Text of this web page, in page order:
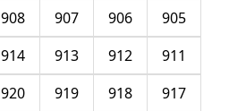
905
906
907
908
911
912
913
914
917
918
919
920